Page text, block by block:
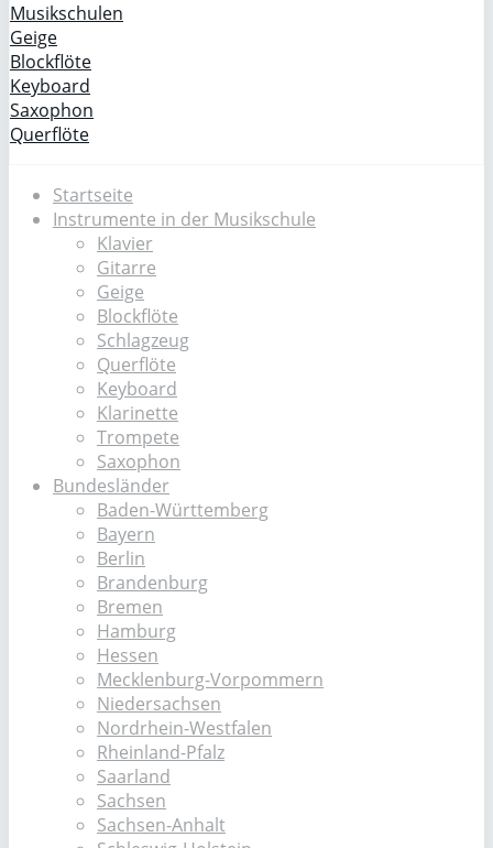
Musikschulen
Geige
Blockflöte
Keyboard
Saxophon
Querflöte
Startseite
Instrumente in der Musikschule
Klavier
Gitarre
Geige
Blockflöte
Schlagzeug
Querflöte
Keyboard
Klarinette
Trompete
Saxophon
Bundesländer
Baden-Württemberg
Bayern
Berlin
Brandenburg
Bremen
Hamburg
Hessen
Mecklenburg-Vorpommern
Niedersachsen
Nordrhein-Westfalen
Rheinland-Pfalz
Saarland
Sachsen
Sachsen-Anhalt